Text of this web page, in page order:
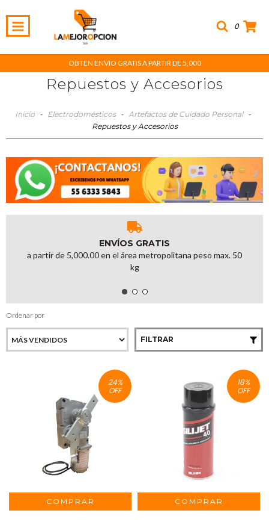
0
OBTEN ENVIO GRATIS A PARTIR DE 5,000
Repuestos y Accesorios
Inicio - Electrodomésticos - Artefactos de Cuidado Personal -
Repuestos y Accesorios
ENVÍOS GRATIS
a partir de 5,000.00 en el área metropolitana peso max. 50
kg
Ordenar por
FILTRAR
24%
OFF
18%
OFF